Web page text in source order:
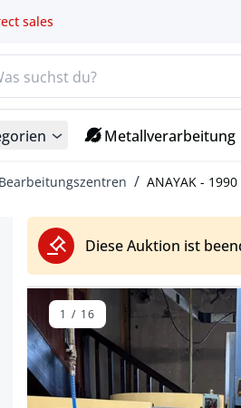
sales
Metallverarbeitung
ANAYAK -
Diese Auktion ist
1 / 16